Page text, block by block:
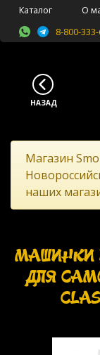
Каталог О
8-800-
Магазин
наших
МАШИНКИ
ДЛЯ